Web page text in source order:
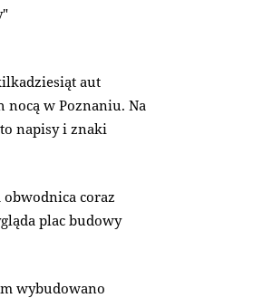
aut
nocą w Poznaniu. Na
napisy i znaki
coraz
plac budowy
wybudowano